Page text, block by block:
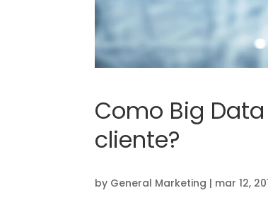
Como Big
cliente?
by General Marketing | mar 12,